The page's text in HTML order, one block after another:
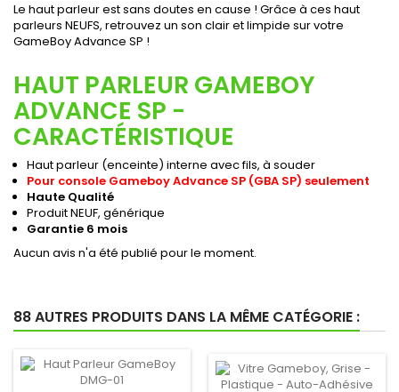
Le haut parleur est sans doutes en cause ! Grâce à ces haut
parleurs NEUFS, retrouvez un son clair et limpide sur votre
GameBoy Advance SP !
HAUT PARLEUR GAMEBOY
ADVANCE SP -
CARACTÉRISTIQUE
Haut parleur (enceinte) interne avec fils, à souder
Pour console Gameboy Advance SP (GBA SP) seulement
Haute Qualité
Produit NEUF, générique
Garantie 6 mois
Aucun avis n'a été publié pour le moment.
88 AUTRES PRODUITS DANS LA MÊME CATÉGORIE :